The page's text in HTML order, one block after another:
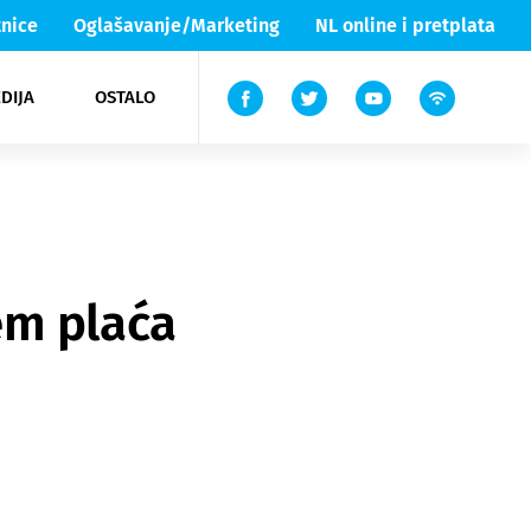
Oglašavanje/Marketing NL online i pretplata
OSTALO
Lika & Senj
TV
plaća